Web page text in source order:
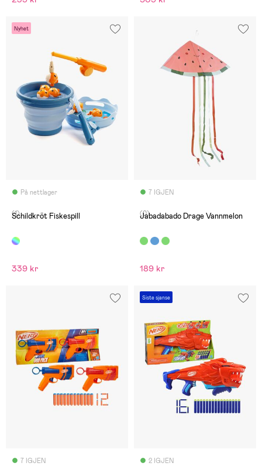
Nyhet
På nettlager
(1)
Schildkröt Fiskespill
339 kr
7 IGJEN
(0)
Jabadabado Drage Vannmelon
189 kr
7 IGJEN
Siste sjanse
2 IGJEN